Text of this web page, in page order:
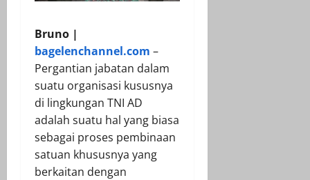
Bruno |
bagelenchannel.com –
Pergantian jabatan dalam
suatu organisasi kususnya
di lingkungan TNI AD
adalah suatu hal yang biasa
sebagai proses pembinaan
satuan khususnya yang
berkaitan dengan